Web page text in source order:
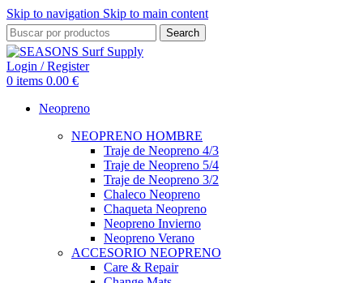
Skip to navigation Skip to main content
Search
Login / Register
0 items 0.00 €
Neopreno
NEOPRENO HOMBRE
Traje de Neopreno 4/3
Traje de Neopreno 5/4
Traje de Neopreno 3/2
Chaleco Neopreno
Chaqueta Neopreno
Neopreno Invierno
Neopreno Verano
ACCESORIO NEOPRENO
Care & Repair